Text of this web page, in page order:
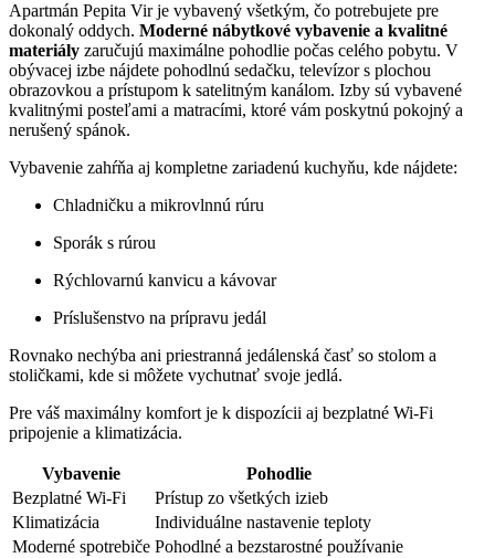
Apartmán Pepita Vir je vybavený všetkým, čo potrebujete pre
dokonalý oddych. Moderné nábytkové vybavenie a kvalitné
materiály zaručujú maximálne pohodlie počas celého pobytu. V
obývacej izbe nájdete pohodlnú sedačku, televízor s plochou
obrazovkou a prístupom k satelitným kanálom. Izby sú vybavené
kvalitnými posteľami a matracími, ktoré vám poskytnú pokojný a
nerušený spánok.
Vybavenie zahŕňa aj kompletne zariadenú kuchyňu, kde nájdete:
Chladničku a mikrovlnnú rúru
Sporák s rúrou
Rýchlovarnú kanvicu a kávovar
Príslušenstvo na prípravu jedál
Rovnako nechýba ani priestranná jedálenská časť so stolom a
stoličkami, kde si môžete vychutnať svoje jedlá.
Pre váš maximálny komfort je k dispozícii aj bezplatné Wi-Fi
pripojenie a klimatizácia.
Vybavenie
Pohodlie
Bezplatné Wi-Fi
Prístup zo všetkých izieb
Klimatizácia
Individuálne nastavenie teploty
Moderné spotrebiče Pohodlné a bezstarostné používanie